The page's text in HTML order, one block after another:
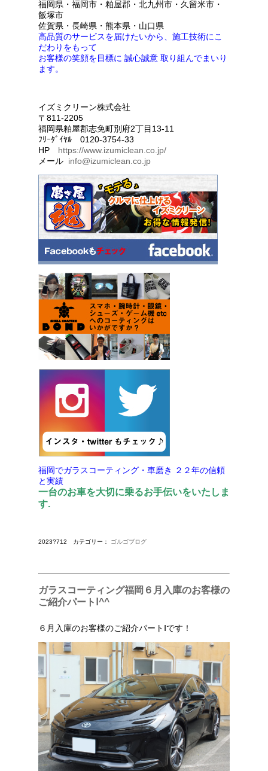
福岡県・福岡市・粕屋郡・北九州市・久留米市・
飯塚市
佐賀県・長崎県・熊本県・山口県
高品質のサービスを届けたいから、施工技術にこ
だわりをもって
お客様の笑顔を目標に 誠心誠意 取り組んでまいり
ます。
イズミクリーン株式会社
〒811-2205
福岡県粕屋郡志免町別府2丁目13-11
ﾌﾘｰﾀﾞｲﾔﾙ 0120-3754-33
HP https://www.izumiclean.co.jp/
メール info@izumiclean.co.jp
福岡でガラスコーティング・車磨き
２２年の信頼
と実績
一台のお車を大切に乗るお手伝いをいたしま
す.
2023?712 カテゴリー： ゴルゴブログ
ガラスコーティング福岡６月入庫のお客様の
ご紹介パートⅠ^^
６月入庫のお客様のご紹介パートⅠです！